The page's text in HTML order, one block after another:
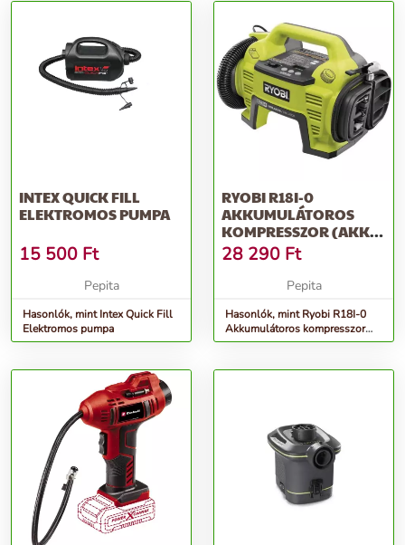
INTEX QUICK FILL
ELEKTROMOS PUMPA
15 500 Ft
Pepita
Hasonlók, mint Intex Quick Fill
Elektromos pumpa
RYOBI R18I-0
AKKUMULÁTOROS
KOMPRESSZOR (AKKU
ÉS TÖLTŐ NÉLKÜL)
28 290 Ft
Pepita
Hasonlók, mint Ryobi R18I-0
Akkumulátoros kompresszor
(Akku és töltő nélkül)